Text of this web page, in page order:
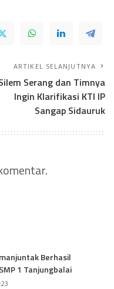
ARTIKEL SELANJUTNYA
Serang dan Timnya
Ingin Klarifikasi KTI IP
Sangap Sidauruk
Berhasil
1 Tanjungbalai